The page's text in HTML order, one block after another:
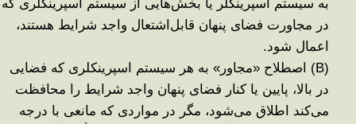
به سیستم اسپرینکلر یا بخش‌هایی از سیستم اسپرینکلری که
در مجاورت فضای پنهان قابل‌اشتعال واجد شرایط هستند،
اعمال شود.
(B)
اصطلاح «مجاور» به هر سیستم اسپرینکلری که فضایی
در بالا، پایین یا کنار فضای پنهان واجد شرایط را محافظت
می‌کند اطلاق می‌شود، مگر در مواردی که مانعی با درجه